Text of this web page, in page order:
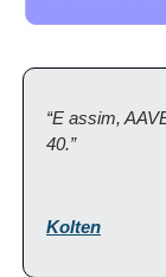
“E assim,
40.”
Kolten